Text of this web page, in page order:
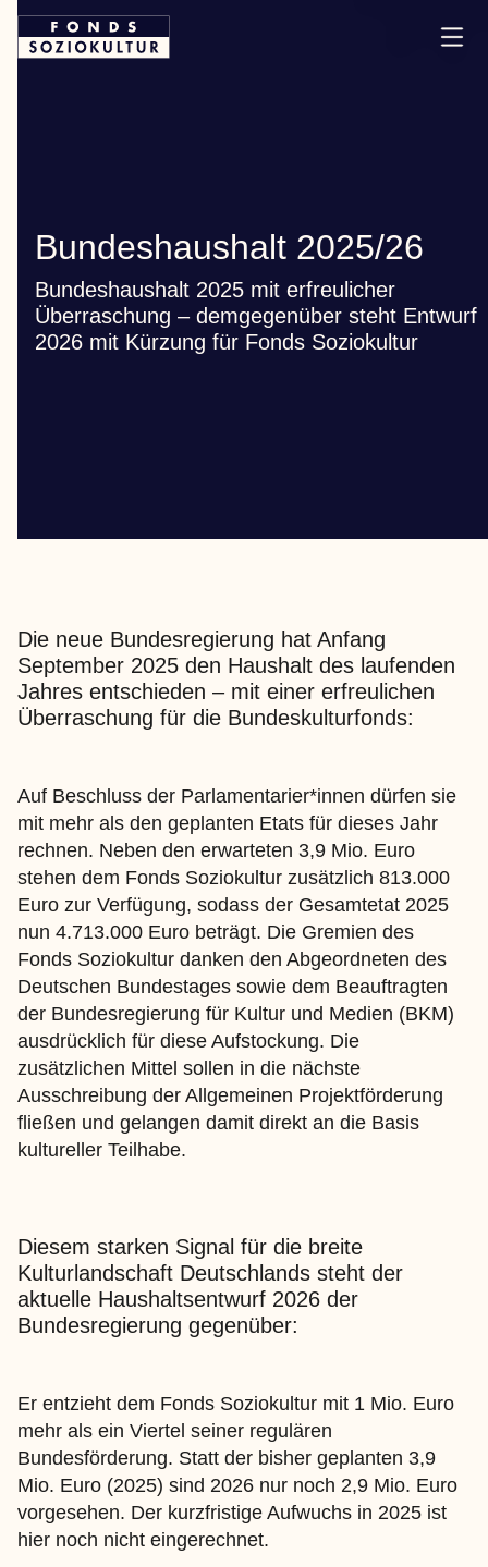
Bundeshaushalt 2025/26
Bundeshaushalt 2025 mit erfreulicher
Überraschung – demgegenüber steht Entwurf
2026 mit Kürzung für Fonds Soziokultur
Die neue Bundesregierung hat Anfang
September 2025 den Haushalt des laufenden
Jahres entschieden – mit einer erfreulichen
Überraschung für die Bundeskulturfonds:
Auf Beschluss der Parlamentarier*innen dürfen sie
mit mehr als den geplanten Etats für dieses Jahr
rechnen. Neben den erwarteten 3,9 Mio. Euro
stehen dem Fonds Soziokultur zusätzlich 813.000
Euro zur Verfügung, sodass der Gesamtetat 2025
nun 4.713.000 Euro beträgt. Die Gremien des
Fonds Soziokultur danken den Abgeordneten des
Deutschen Bundestages sowie dem Beauftragten
der Bundesregierung für Kultur und Medien (BKM)
ausdrücklich für diese Aufstockung. Die
zusätzlichen Mittel sollen in die nächste
Ausschreibung der Allgemeinen Projektförderung
fließen und gelangen damit direkt an die Basis
kultureller Teilhabe.
Diesem starken Signal für die breite
Kulturlandschaft Deutschlands steht der
aktuelle Haushaltsentwurf 2026 der
Bundesregierung gegenüber:
Er entzieht dem Fonds Soziokultur mit 1 Mio. Euro
mehr als ein Viertel seiner regulären
Bundesförderung. Statt der bisher geplanten 3,9
Mio. Euro (2025) sind 2026 nur noch 2,9 Mio. Euro
vorgesehen. Der kurzfristige Aufwuchs in 2025 ist
hier noch nicht eingerechnet.